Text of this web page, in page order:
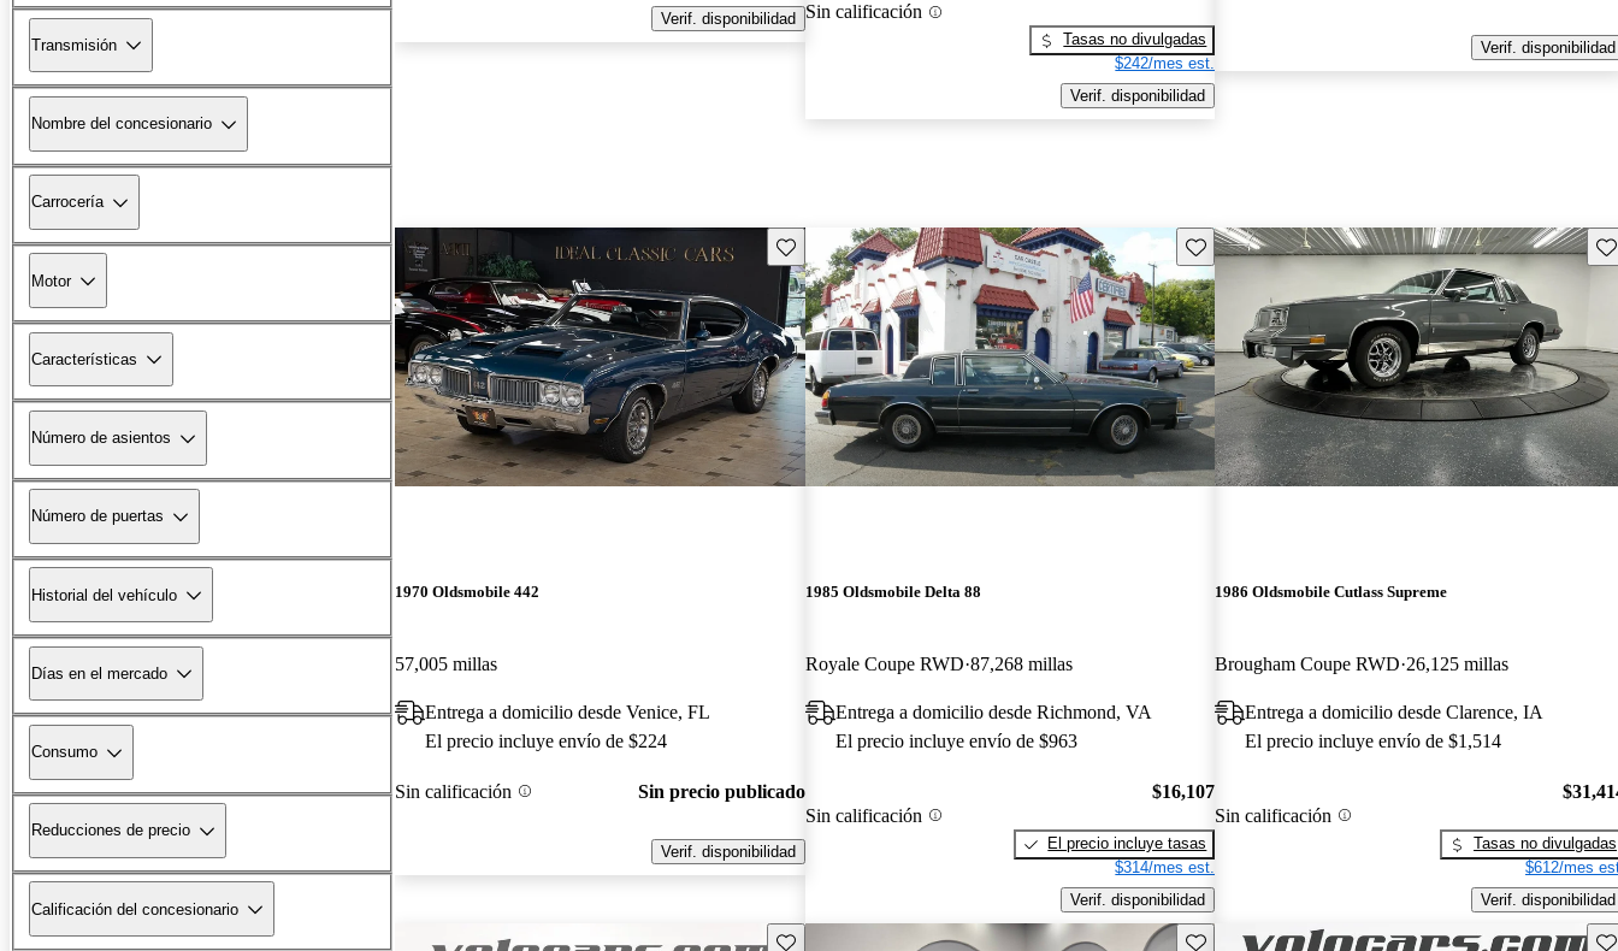
Transmisión
Nombre del concesionario
Carrocería
Motor
Características
Número de asientos
Número de puertas
Historial del vehículo
Días en el mercado
Consumo
Reducciones de precio
Calificación del concesionario
Verif. disponibilidad Sin calificación
Tasas no divulgadas
$242/mes est.
Verif. disponibilidad
Verif. disponibilidad
Guarda este Aviso
1970 Oldsmobile 442
57,005 millas
Entrega a domicilio desde Venice, FL
El precio incluye envío de $224
Sin calificación Sin precio publicado
Verif. disponibilidad
Guarda este Aviso
1985 Oldsmobile Delta 88
Royale Coupe RWD 87,268 millas
Entrega a domicilio desde Richmond, VA
El precio incluye envío de $963
Sin calificación
$16,107
El precio incluye tasas
$314/mes est.
Verif. disponibilidad
1986 Oldsmobile Cutlass Supreme
Brougham Coupe RWD 26,125 millas
Entrega a domicilio desde Clarence, IA
El precio incluye envío de $1,514
Sin calificación
Tasas no divulgadas
$612/mes
Verif. disponibilidad
Guarda este Aviso Guarda este Aviso